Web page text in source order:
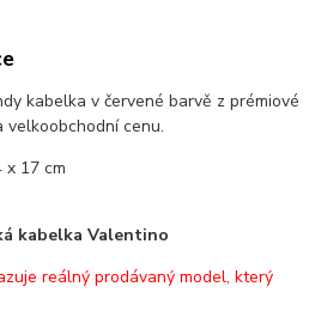
kabelka v červené barvě z prémiové
cenu.
x 17 cm
kabelka Valentino
reálný prodávaný model, který